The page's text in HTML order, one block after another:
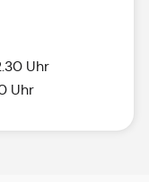
Uhr
Uhr